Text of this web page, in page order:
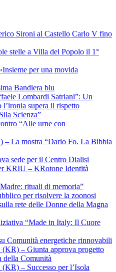
Sironi al Castello Carlo V fino
stelle a Villa del Popolo il 1°
per una movida
Bandiera blu
Lombardi Satriani”: Un
l’ironia supera il rispetto
Scienza”
“Alle urne con
La mostra “Dario Fo. La Bibbia
sede per il Centro Dialisi
KRIU – KRotone Identità
rituali di memoria”
per risolvere la zoonosi
rete delle Donne della Magna
“Made in Italy: Il Cuore
Comunità energetiche rinnovabili
– Giunta approva progetto
della Comunità
– Successo per l’Isola